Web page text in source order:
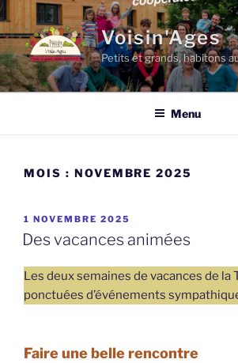
Aller
au
contenu
principal
Voisin'Ages
Petits et grands, habitons
Menu
MOIS : NOVEMBRE 2025
PUBLIÉ
LE
1 NOVEMBRE 2025
Des vacances animées
Les deux semaines de vacances de la
ponctuées d’événements
Faire une belle rencontre